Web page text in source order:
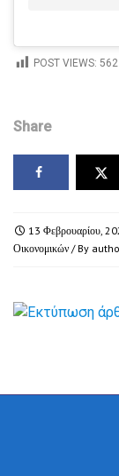
POST VIEWS: 562
Share
13 Φεβρουαρίου,
Οικονομικών / By